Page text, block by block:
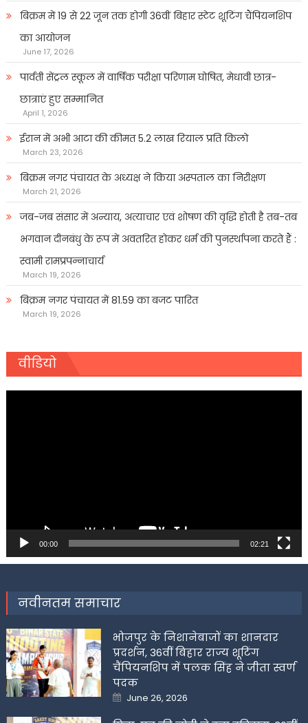
बिक्रम में 19 से 22 जून तक होगी 36वीं बिहार स्टेट शूटिंग चैंपियनशिप
का आयोजन
June 17, 2026
पार्वती सेंट्रल स्कूल में वार्षिक परीक्षा परिणाम घोषित, मेधावी छात्र-
छात्राएं हुए सम्मानित
April 1, 2026
ईरान में अभी आटा की कीमत 5.2 लाख रियाल प्रति किलो
March 23, 2026
बिक्रम नगर पंचायत के अध्यक्ष ने किया अस्पताल का निरीक्षण
March 21, 2026
जब-जब संसार में अन्याय, अत्याचार एवं शोषण की वृद्धि होती है तब-तब
भगवान दीनबंधु के रूप में अवतरित होकर धर्म की पुनर्स्थापना करते हैं :
स्वामी रामप्रपन्नाचार्य
March 19, 2026
बिक्रम नगर पंचायत में 81.59 का बजट पारित
March 19, 2026
वीडियो
00:00 02:21
नवीनतम समाचार
भोजपुर के निशानेबाजों का शानदार
प्रदर्शन, 36वीं बिहार राज्य शूटिंग
चैंपियनशिप में पलक सिंह ने जीता स्वर्ण
पदक
Posted
on
June 26, 2026